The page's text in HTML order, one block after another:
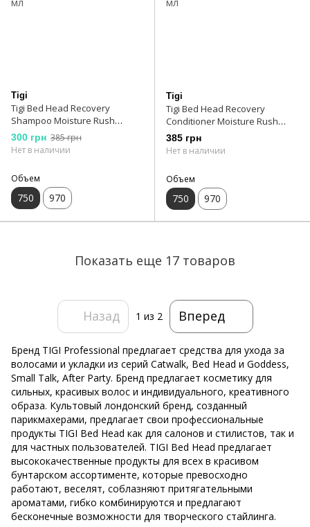
Tigi
Tigi Bed Head Recovery
Shampoo Moisture Rush
шампунь для сухих и
поврежденных волос 750 мл
300 грн 385 грн
Нет в наличии
Объем
750 970
Tigi
Tigi Bed Head Recovery
Conditioner Moisture Rush
кондиционер для сухих и
поврежденных волос 750 мл
385 грн
Нет в наличии
Объем
750 970
Показать еще 17 товаров
Назад 1 из 2 Вперед
Бренд TIGI Professional предлагает средства для ухода за
волосами и укладки из серий Catwalk, Bed Head и Goddess,
Small Talk, After Party. Бренд предлагает косметику для
сильных, красивых волос и индивидуального, креативного
образа. Культовый лондонский бренд, созданный
парикмахерами, предлагает свои профессиональные
продукты TIGI Bed Head как для салонов и стилистов, так и
для частных пользователей. TIGI Bed Head предлагает
высококачественные продукты для всех в красивом
бунтарском ассортименте, которые превосходно
работают, веселят, соблазняют притягательными
ароматами, гибко комбинируются и предлагают
бесконечные возможности для творческого стайлинга.